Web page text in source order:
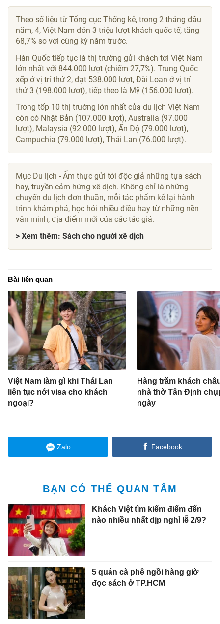
Theo số liệu từ Tổng cục Thống kê, trong 2 tháng đầu
năm, 4, Việt Nam đón 3 triệu lượt khách quốc tế, tăng
68,7% so với cùng kỳ năm trước.
Hàn Quốc tiếp tục là thị trường gửi khách tới Việt Nam
lớn nhất với 844.000 lượt (chiếm 27,7%). Trung Quốc
xếp ở vị trí thứ 2, đạt 538.000 lượt, Đài Loan ở vị trí
thứ 3 (198.000 lượt), tiếp theo là Mỹ (156.000 lượt).
Trong tốp 10 thị trường lớn nhất của du lịch Việt Nam
còn có Nhật Bản (107.000 lượt), Australia (97.000
lượt), Malaysia (92.000 lượt), Ấn Độ (79.000 lượt),
Campuchia (79.000 lượt), Thái Lan (76.000 lượt).
Mục Du lịch - Ẩm thực gửi tới độc giả những tựa sách
hay, truyền cảm hứng xê dịch. Không chỉ là những
chuyến du lịch đơn thuần, mỗi tác phẩm kể lại hành
trình khám phá, học hỏi nhiều điều hay từ những nền
văn minh, địa điểm mới của các tác giả.
> Xem thêm: Sách cho người xê dịch
Bài liên quan
Việt Nam làm gì khi Thái Lan
liên tục nới visa cho khách
ngoại?
Hàng trăm khách
nhà thờ Tân Định
ngày
Zalo Facebook
BẠN CÓ THỂ QUAN TÂM
Khách Việt tìm kiếm điểm đến
nào nhiều nhất dịp nghỉ lễ 2/9?
5 quán cà phê ngồi hàng giờ
đọc sách ở TP.HCM